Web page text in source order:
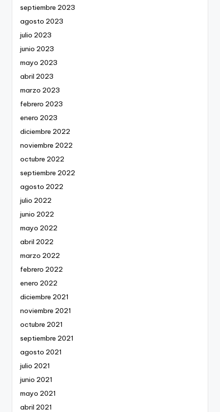
septiembre 2023
agosto 2023
julio 2023
junio 2023
mayo 2023
abril 2023
marzo 2023
febrero 2023
enero 2023
diciembre 2022
noviembre 2022
octubre 2022
septiembre 2022
agosto 2022
julio 2022
junio 2022
mayo 2022
abril 2022
marzo 2022
febrero 2022
enero 2022
diciembre 2021
noviembre 2021
octubre 2021
septiembre 2021
agosto 2021
julio 2021
junio 2021
mayo 2021
abril 2021